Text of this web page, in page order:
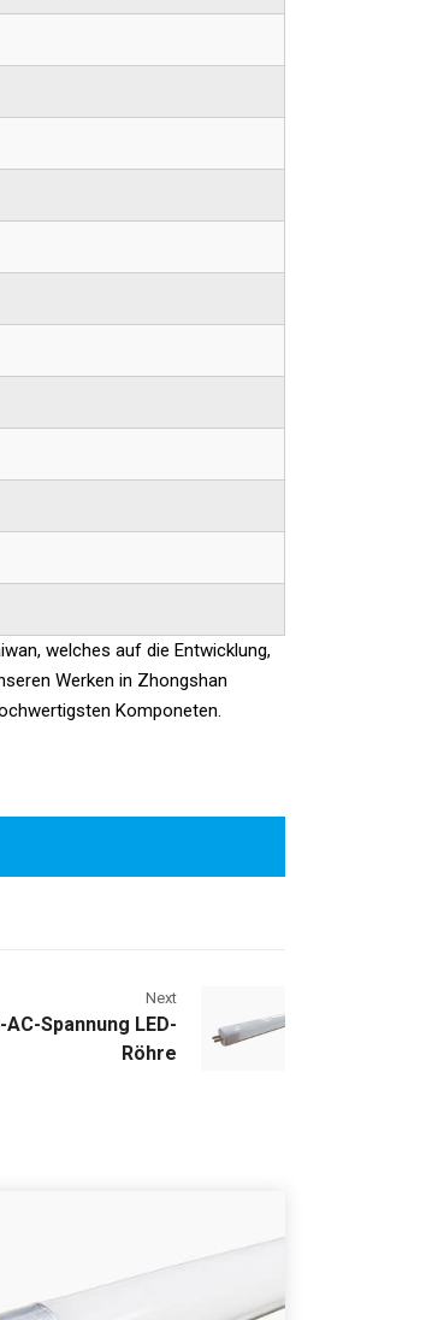
welches auf die Entwicklung,
Werken in Zhongshan
Komponeten.
Next
Spannung LED-
Röhre